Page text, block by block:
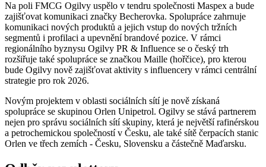
Na poli FMCG Ogilvy uspělo v tendru společnosti Maspex a bude
zajišťovat komunikaci značky Becherovka. Spolupráce zahrnuje
komunikaci nových produktů a jejich vstup do nových tržních
segmentů i profilaci a upevnění brandové pozice. V rámci
regionálního byznysu Ogilvy PR & Influence se o český trh
rozšiřuje také spolupráce se značkou Maille (hořčice), pro kterou
bude Ogilvy nově zajišťovat aktivity s influencery v rámci centrální
strategie pro rok 2026.
Novým projektem v oblasti sociálních sítí je nově získaná
spolupráce se skupinou Orlen Unipetrol. Ogilvy se stává partnerem
nejen pro správu sociálních sítí skupiny, která je největší rafinérskou
a petrochemickou společností v Česku, ale také sítě čerpacích stanic
Orlen ve třech zemích - Česku, Slovensku a částečně Maďarsku.